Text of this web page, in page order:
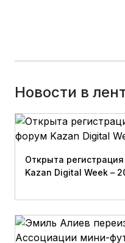
Новости в
Открыта
Kazan Digital Week –